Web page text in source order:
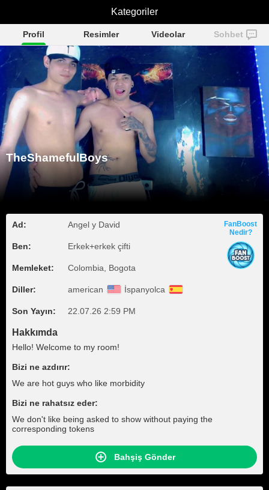
TheShamefulBoys
Profil Resimler Videolar Sohbet
TheShamefulBoys
Ad: Angel y David
Ben: Erkek+erkek çifti
Memleket: Colombia, Bogota
Diller: american İspanyolca
Son Yayın: 22.07.26 2:59 PM
FanBoost
Nedir?
Hakkımda
Hello! Welcome to my room!
Bizi ne azdırır:
We are hot guys who like morbidity
Bizi ne rahatsız eder:
We don't like being asked to show without paying the
corresponding tokens
Bahşiş Gönder
Kategoriler